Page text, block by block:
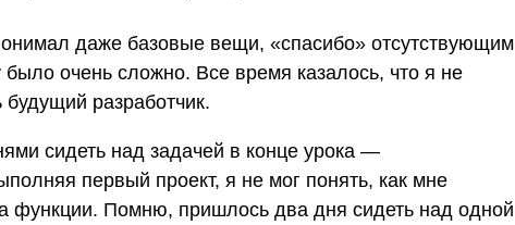
даже базовые вещи, «спасибо» отсутствующим
очень сложно. Все время казалось, что я не
разработчик.
сидеть над задачей в конце урока —
первый проект, я не мог понять, как мне
функции. Помню, пришлось два дня сидеть над одной